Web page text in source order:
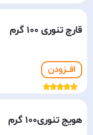
قارچ تنوری 100 گرم
افـــزودن
هویج تنوری100 گرم